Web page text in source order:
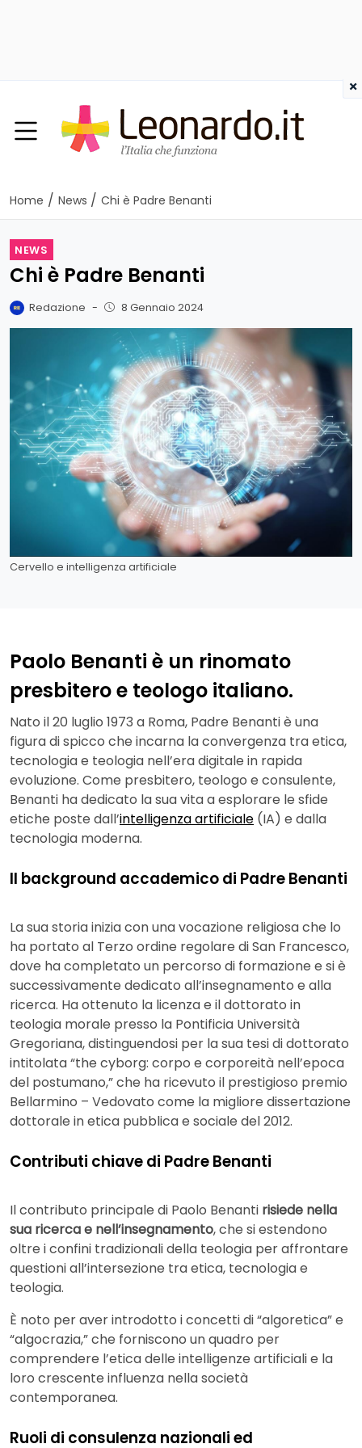
Home / News / Chi è Padre Benanti
NEWS
Chi è Padre Benanti
Redazione - 8 Gennaio 2024
Cervello e intelligenza artificiale
Paolo Benanti è un rinomato
presbitero e teologo italiano.
Nato il 20 luglio 1973 a Roma, Padre Benanti è una
figura di spicco che incarna la convergenza tra etica,
tecnologia e teologia nell’era digitale in rapida
evoluzione. Come presbitero, teologo e consulente,
Benanti ha dedicato la sua vita a esplorare le sfide
etiche poste dall’intelligenza artificiale (IA) e dalla
tecnologia moderna.
Il background accademico di Padre Benanti
La sua storia inizia con una vocazione religiosa che lo
ha portato al Terzo ordine regolare di San Francesco,
dove ha completato un percorso di formazione e si è
successivamente dedicato all’insegnamento e alla
ricerca. Ha ottenuto la licenza e il dottorato in
teologia morale presso la Pontificia Università
Gregoriana, distinguendosi per la sua tesi di dottorato
intitolata “the cyborg: corpo e corporeità nell’epoca
del postumano,” che ha ricevuto il prestigioso premio
Bellarmino – Vedovato come la migliore dissertazione
dottorale in etica pubblica e sociale del 2012.
Contributi chiave di Padre Benanti
Il contributo principale di Paolo Benanti risiede nella
sua ricerca e nell’insegnamento, che si estendono
oltre i confini tradizionali della teologia per affrontare
questioni all’intersezione tra etica, tecnologia e
teologia.
È noto per aver introdotto i concetti di “algoretica” e
“algocrazia,” che forniscono un quadro per
comprendere l’etica delle intelligenze artificiali e la
loro crescente influenza nella società
contemporanea.
Ruoli di consulenza nazionali ed
×